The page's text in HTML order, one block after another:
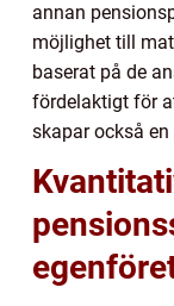
annan
möjlighet till
baserat på de
fördelaktigt för
skapar också